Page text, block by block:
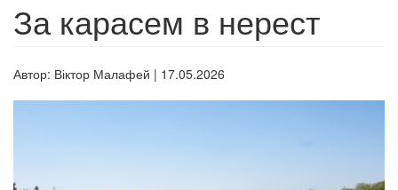
За карасем в нерест
Автор: Віктор Малафей | 17.05.2026